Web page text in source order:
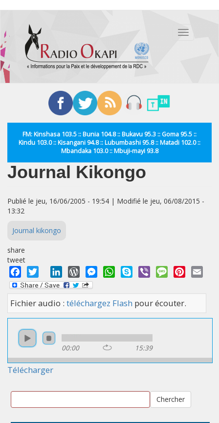
contenu
principal
Toggle
FM: Kinshasa 103.5 :: Bunia 104.8 :: Bukavu 95.3 :: Goma 95.5 ::
Kindu 103.0 :: Kisangani 94.8 :: Lubumbashi 95.8 :: Matadi 102.0 ::
Mbandaka 103.0 :: Mbuji-mayi 93.8
Journal Kikongo
Publié le jeu, 16/06/2005 - 19:54 | Modifié le jeu, 06/08/2015 -
13:32
Journal kikongo
share
tweet
Facebook
Twitter LinkedInWordPressMessengerWhatsApp
Skype Viber MessagePinterest
Fichier audio : téléchargez Flash pour écouter.
00:00 15:39
Télécharger
Chercher